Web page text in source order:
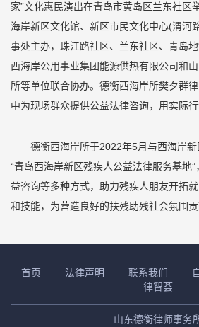
家”文化惠民演出在青岛市黄岛区兰东社区
海岸新区文化馆、新区市民文化中心(渭河
事处主办，珠江路社区、兰东社区、青岛
西海岸公用事业集团能源供热有限公司和
所等单位联合协办。德衡西海岸所樊夕群
中为现场群众提供公益法律咨询，用实际行
德衡西海岸所于2022年5月与西海岸新
“青岛西海岸新区残疾人公益法律服务基地
益咨询等多种方式，助力残疾人朋友开拓
和技能，为营造良好的扶残助残社会氛围贡
首页 法律声明 联系我们
律智荟
山东德衡律师事务